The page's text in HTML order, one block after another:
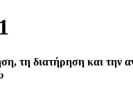
τη διατήρηση και